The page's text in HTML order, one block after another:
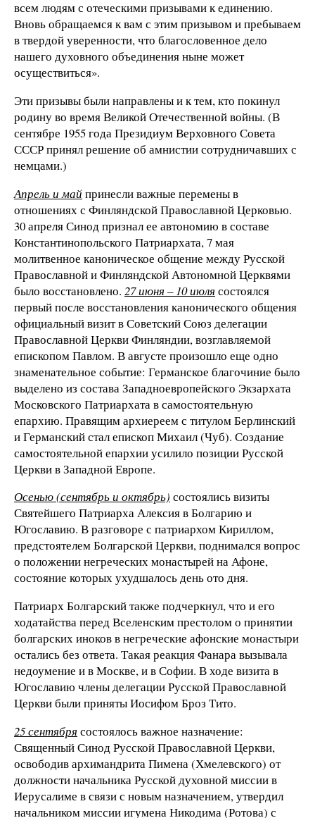
всем людям с отеческими призывами к единению.
Вновь обращаемся к вам с этим призывом и пребываем
в твердой уверенности, что благословенное дело
нашего духовного объединения ныне может
осуществиться».
Эти призывы были направлены и к тем, кто покинул
родину во время Великой Отечественной войны. (В
сентябре 1955 года Президиум Верховного Совета
СССР принял решение об амнистии сотрудничавших с
немцами.)
Апрель и майпринесли важные перемены в
отношениях с Финляндской Православной Церковью.
30 апреля Синод признал ее автономию в составе
Константинопольского Патриархата, 7 мая
молитвенное каноническое общение между Русской
Православной и Финляндской Автономной Церквями
было восстановлено. 27 июня – 10 июля состоялся
первый после восстановления канонического общения
официальный визит в Советский Союз делегации
Православной Церкви Финляндии, возглавляемой
епископом Павлом. В августе произошло еще одно
знаменательное событие: Германское благочиние было
выделено из состава Западноевропейского Экзархата
Московского Патриархата в самостоятельную
епархию. Правящим архиереем с титулом Берлинский
и Германский стал епископ Михаил (Чуб). Создание
самостоятельной епархии усилило позиции Русской
Церкви в Западной Европе.
Осенью (сентябрь и октябрь) состоялись визиты
Святейшего Патриарха Алексия в Болгарию и
Югославию. В разговоре с патриархом Кириллом,
предстоятелем Болгарской Церкви, поднимался вопрос
о положении негреческих монастырей на Афоне,
состояние которых ухудшалось день ото дня.
Патриарх Болгарский также подчеркнул, что и его
ходатайства перед Вселенским престолом о принятии
болгарских иноков в негреческие афонские монастыри
остались без ответа. Такая реакция Фанара вызывала
недоумение и в Москве, и в Софии. В ходе визита в
Югославию члены делегации Русской Православной
Церкви были приняты Иосифом Броз Тито.
25 сентября состоялось важное назначение:
Священный Синод Русской Православной Церкви,
освободив архимандрита Пимена (Хмелевского) от
должности начальника Русской духовной миссии в
Иерусалиме в связи с новым назначением, утвердил
начальником миссии игумена Никодима (Ротова) с